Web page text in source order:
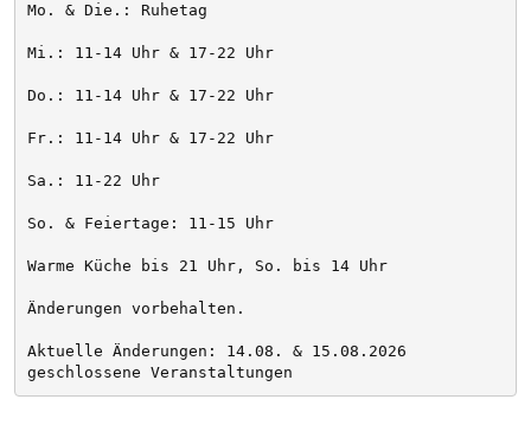
Mo. & Die.: Ruhetag
Mi.: 11-14 Uhr & 17-22 Uhr
Do.: 11-14 Uhr & 17-22 Uhr
Fr.: 11-14 Uhr & 17-22 Uhr
Sa.: 11-22 Uhr
So. & Feiertage: 11-15 Uhr
Warme Küche bis 21 Uhr, So. bis 14 Uhr
Änderungen vorbehalten.
Aktuelle Änderungen: 14.08. & 15.08.2026
geschlossene Veranstaltungen